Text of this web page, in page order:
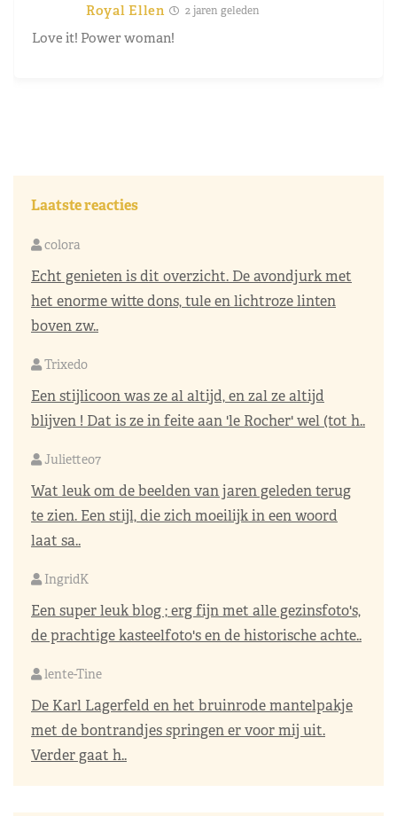
Royal Ellen 2 jaren geleden
Love it! Power woman!
Laatste reacties
colora
Echt genieten is dit overzicht. De avondjurk met
het enorme witte dons, tule en lichtroze linten
boven zw..
Trixedo
Een stijlicoon was ze al altijd, en zal ze altijd
blijven ! Dat is ze in feite aan 'le Rocher' wel (tot h..
Juliette07
Wat leuk om de beelden van jaren geleden terug
te zien. Een stijl, die zich moeilijk in een woord
laat sa..
IngridK
Een super leuk blog ; erg fijn met alle gezinsfoto's,
de prachtige kasteelfoto's en de historische achte..
lente-Tine
De Karl Lagerfeld en het bruinrode mantelpakje
met de bontrandjes springen er voor mij uit.
Verder gaat h..